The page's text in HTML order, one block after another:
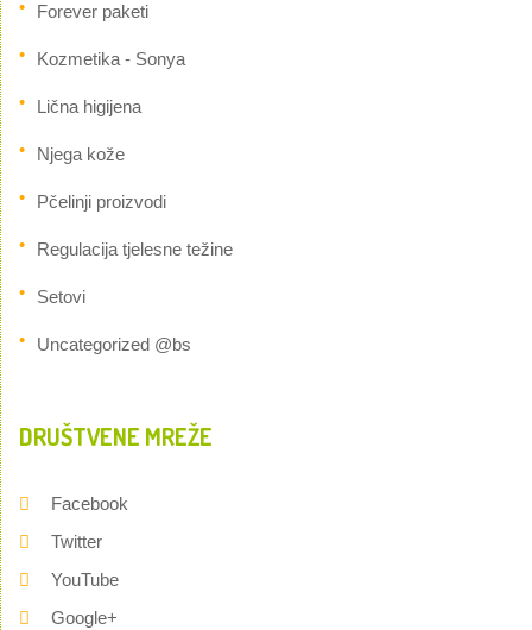
Forever paketi
Kozmetika - Sonya
Lična higijena
Njega kože
Pčelinji proizvodi
Regulacija tjelesne težine
Setovi
Uncategorized @bs
DRUŠTVENE MREŽE
Facebook
Twitter
YouTube
Google+